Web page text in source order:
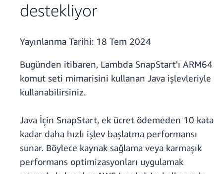
destekliyor
Yayınlanma Tarihi: 18 Tem 2024
Bugünden itibaren, Lambda SnapStart'ı ARM64
komut seti mimarisini kullanan Java işlevleriyle
kullanabilirsiniz.
Java İçin SnapStart, ek ücret ödemeden 10 kata
kadar daha hızlı işlev başlatma performansı
sunar. Böylece kaynak sağlama veya karmaşık
performans optimizasyonları uygulamak